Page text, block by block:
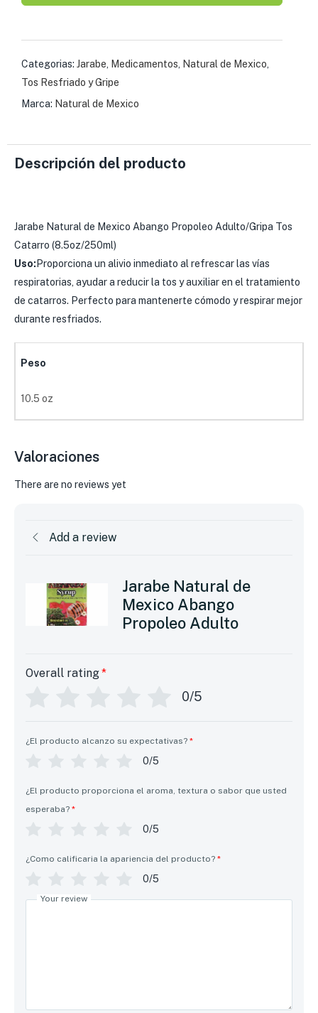
Categorias: Jarabe, Medicamentos, Natural de Mexico,
Tos Resfriado y Gripe
Marca: Natural de Mexico
Descripción del producto
Jarabe Natural de Mexico Abango Propoleo Adulto/Gripa Tos
Catarro (8.5oz/250ml)
Uso: Proporciona un alivio inmediato al refrescar las vías
respiratorias, ayudar a reducir la tos y auxiliar en el tratamiento
de catarros. Perfecto para mantenerte cómodo y respirar mejor
durante resfriados.
Peso
10.5 oz
Valoraciones
There are no reviews yet
Add a review
Jarabe Natural de
Mexico Abango
Propoleo Adulto
Overall rating*
0/5
¿El producto alcanzo su expectativas? *
0/5
¿El producto proporciona el aroma, textura o sabor que usted
esperaba? *
0/5
¿Como calificaria la apariencia del producto? *
0/5
Your review